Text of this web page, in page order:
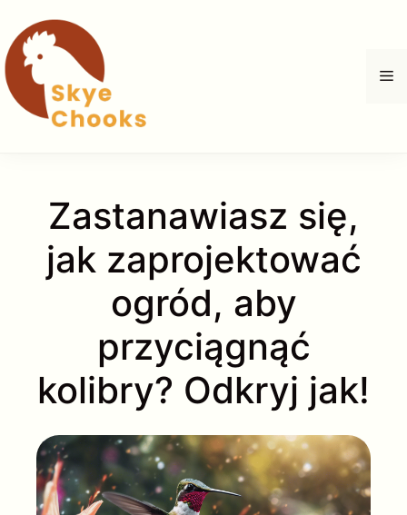
do
treści
Zastanawiasz się,
jak zaprojektować
ogród, aby
przyciągnąć
kolibry? Odkryj jak!